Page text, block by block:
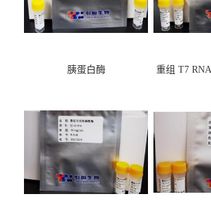
胰蛋白酶
重组 T7